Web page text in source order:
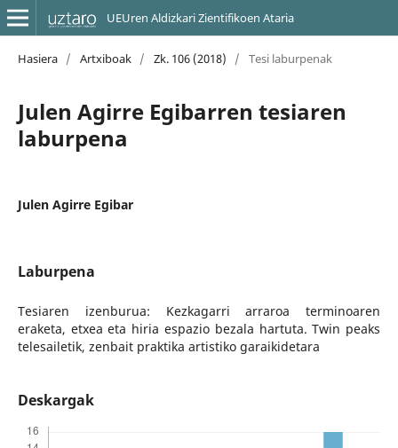
UEUren Aldizkari Zientifikoen Ataria
Hasiera / Artxiboak / Zk. 106 (2018) / Tesi laburpenak
Julen Agirre Egibarren tesiaren
laburpena
Julen Agirre Egibar
Laburpena
Tesiaren izenburua: Kezkagarri arraroa terminoaren
eraketa, etxea eta hiria espazio bezala hartuta. Twin peaks
telesailetik, zenbait praktika artistiko garaikidetara
Deskargak